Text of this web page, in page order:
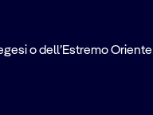
o dell’Estremo